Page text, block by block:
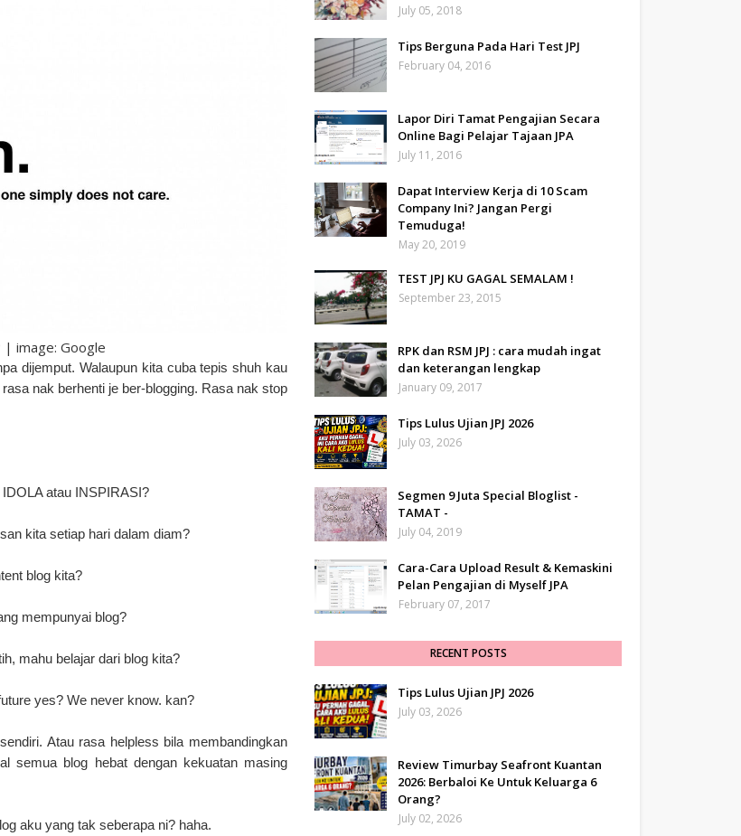
| image: Google
dijemput. Walaupun kita cuba tepis shuh kau
nak berhenti je ber-blogging. Rasa nak stop
atau INSPIRASI?
kita setiap hari dalam diam?
blog kita?
mempunyai blog?
mahu belajar dari blog kita?
yes? We never know. kan?
Atau rasa helpless bila membandingkan
semua blog hebat dengan kekuatan masing
aku yang tak seberapa ni? haha.
July 05, 2018
Tips Berguna Pada Hari Test JPJ
February 04, 2016
Lapor Diri Tamat Pengajian Secara
Online Bagi Pelajar Tajaan JPA
July 11, 2016
Dapat Interview Kerja di 10 Scam
Company Ini? Jangan Pergi
Temuduga!
May 20, 2019
TEST JPJ KU GAGAL SEMALAM !
September 23, 2015
RPK dan RSM JPJ : cara mudah ingat
dan keterangan lengkap
January 09, 2017
Tips Lulus Ujian JPJ 2026
July 03, 2026
Segmen 9 Juta Special Bloglist -
TAMAT -
July 04, 2019
Cara-Cara Upload Result & Kemaskini
Pelan Pengajian di Myself JPA
February 07, 2017
RECENT POSTS
Tips Lulus Ujian JPJ 2026
July 03, 2026
Review Timurbay Seafront Kuantan
2026: Berbaloi Ke Untuk Keluarga 6
Orang?
July 02, 2026